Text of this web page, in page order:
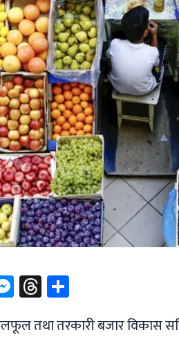
Messenger
Threads
तथा तरकारी बजार विकास